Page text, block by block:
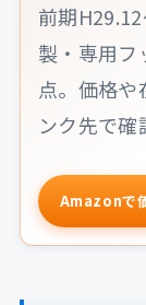
前期
製・専用
点。価格や
ンク先で確
Amazonで